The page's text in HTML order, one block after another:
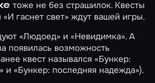
тоже не без страшилок. Квесты
«И гаснет свет» ждут вашей игры.
«Людоед»и «Невидимка». А
появилась возможность
квест назывался «Бункер:
и «Бункер: последняя надежда»).